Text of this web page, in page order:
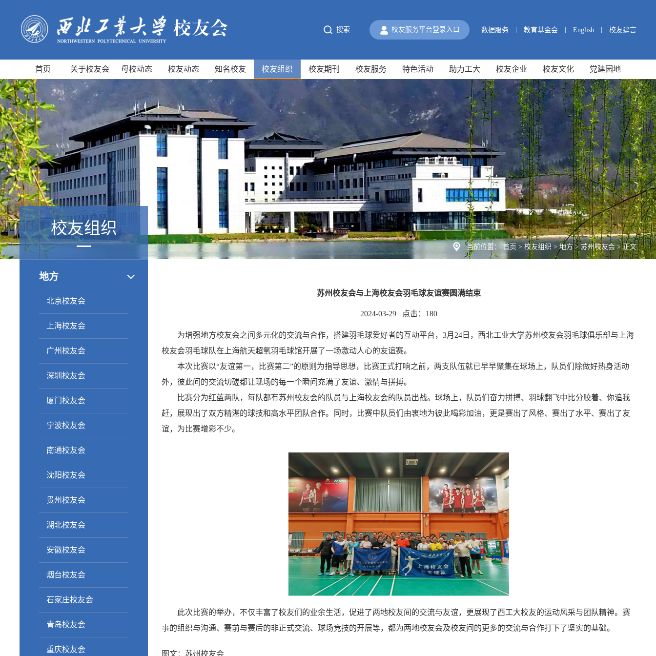
搜索 校友服务平台登录入口 数据服务 教育基金会 English 校友建言
首页 关于校友会 母校动态 校友动态 知名校友 校友组织 校友期刊 校友服务 特色活动 助力工大 校友企业 校友文化 党建园地
当前位置： 首页> 校友组织 > 地方>苏州校友会>正文
校友组织
地方
北京校友会
上海校友会
广州校友会
深圳校友会
厦门校友会
宁波校友会
南通校友会
沈阳校友会
贵州校友会
湖北校友会
安徽校友会
烟台校友会
石家庄校友会
青岛校友会
重庆校友会
苏州校友会与上海校友会羽毛球友谊赛圆满结束
2024-03-29 点击： 180
为增强地方校友会之间多元化的交流与合作，搭建羽毛球爱好者的互动平台，3月24日，西北工业大学苏州校友会羽毛球俱乐部与上海
校友会羽毛球队在上海航天超氧羽毛球馆开展了一场激动人心的友谊赛。
本次比赛以“友谊第一，比赛第二”的原则为指导思想，比赛正式打响之前，两支队伍就已早早聚集在球场上，队员们除做好热身活动
外，彼此间的交流切磋都让现场的每一个瞬间充满了友谊、激情与拼搏。
比赛分为红蓝两队，每队都有苏州校友会的队员与上海校友会的队员出战。球场上，队员们奋力拼搏、羽球翻飞中比分胶着、你追我
赶，展现出了双方精湛的球技和高水平团队合作。同时，比赛中队员们由衷地为彼此喝彩加油，更是赛出了风格、赛出了水平、赛出了友
谊，为比赛增彩不少。
此次比赛的举办，不仅丰富了校友们的业余生活，促进了两地校友间的交流与友谊，更展现了西工大校友的运动风采与团队精神。赛
事的组织与沟通、赛前与赛后的非正式交流、球场竞技的开展等，都为两地校友会及校友间的更多的交流与合作打下了坚实的基础。
图文：苏州校友会